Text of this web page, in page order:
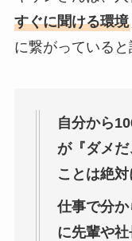
すぐに聞ける環境
に繋がっていると
自分から
が『ダメ
ことは絶
仕事で分
に先輩や